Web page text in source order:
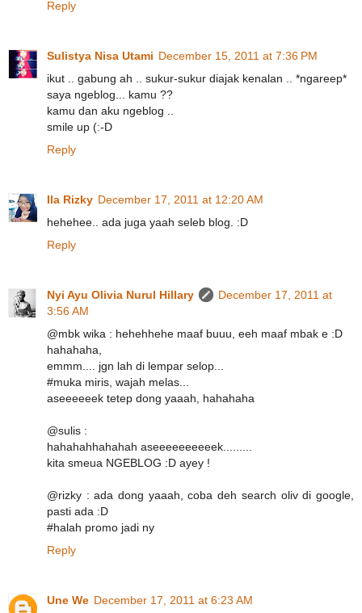
Reply
Sulistya Nisa Utami December 15, 2011 at 7:36 PM
ikut .. gabung ah .. sukur-sukur diajak kenalan .. *ngareep*
saya ngeblog... kamu ??
kamu dan aku ngeblog ..
smile up (:-D
Reply
Ila Rizky December 17, 2011 at 12:20 AM
hehehee.. ada juga yaah seleb blog. :D
Reply
Nyi Ayu Olivia Nurul Hillary
December 17, 2011 at
3:56 AM
@mbk wika : hehehhehe maaf buuu, eeh maaf mbak e :D
hahahaha,
emmm.... jgn lah di lempar selop...
#muka miris, wajah melas...
aseeeeeek tetep dong yaaah, hahahaha
@sulis :
hahahahhahahah aseeeeeeeeeek.........
kita smeua NGEBLOG :D ayey !
@rizky : ada dong yaaah, coba deh search oliv di google,
pasti ada :D
#halah promo jadi ny
Reply
Une We December 17, 2011 at 6:23 AM